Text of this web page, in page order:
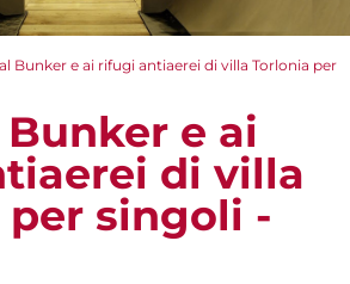
Bunker e ai rifugi antiaerei di villa Torlonia per
e ai
di villa
singoli -